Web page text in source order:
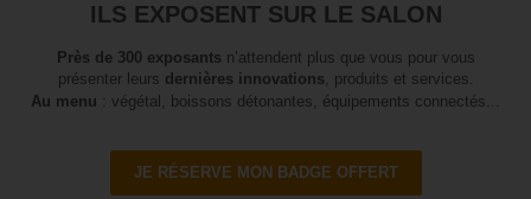
ILS EXPOSENT SUR LE SALON
Près de 300 exposants n’attendent plus que vous pour vous
présenter leurs dernières innovations, produits et services.
Au menu : végétal, boissons détonantes, équipements connectés...
JE RÉSERVE MON BADGE OFFERT